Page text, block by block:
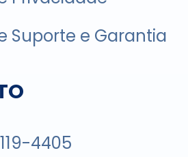
Suporte e Garantia
4405